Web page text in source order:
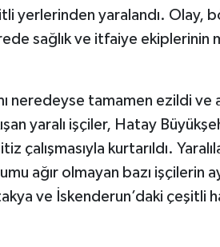
yerlerinden yaralandı. Olay,
sağlık ve itfaiye ekiplerinin
neredeyse tamamen ezildi ve
yaralı işçiler, Hatay
çalışmasıyla kurtarıldı.
ağır olmayan bazı işçilerin
ve İskenderun’daki çeşitli